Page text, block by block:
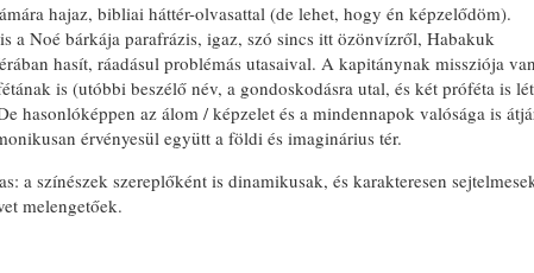
hajaz, bibliai háttér-olvasattal (de lehet, hogy én képzelődöm).
a Noé bárkája parafrázis, igaz, szó sincs itt özönvízről, Habakuk
hasít, ráadásul problémás utasaival. A kapitánynak missziója
is (utóbbi beszélő név, a gondoskodásra utal, és két próféta is
hasonlóképpen az álom / képzelet és a mindennapok valósága is
érvényesül együtt a földi és imaginárius tér.
a színészek szereplőként is dinamikusak, és karakteresen
melengetőek.